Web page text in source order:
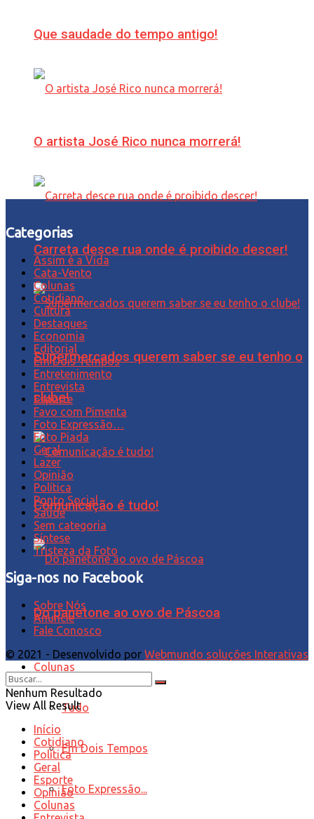
Que saudade do tempo antigo!
O artista José Rico nunca morrerá!
Carreta desce rua onde é proibido descer!
Supermercados querem saber se eu tenho o
clube!
Comunicação é tudo!
Do panetone ao ovo de Páscoa
Colunas
Tudo
Em Dois Tempos
Foto Expressão...
Categorias
Assim é a Vida
Cata-Vento
Colunas
Cotidiano
Cultura
Destaques
Economia
Editorial
Em Dois Tempos
Entretenimento
Entrevista
Esporte
Favo com Pimenta
Foto Expressão…
Foto Piada
Geral
Lazer
Opinião
Política
Ponto Social
Saúde
Sem categoria
Síntese
Tristeza da Foto
Siga-nos no Facebook
Sobre Nós
Anuncie
Fale Conosco
© 2021 - Desenvolvido por Webmundo soluções Interativas
Nenhum Resultado
View All Result
Início
Cotidiano
Política
Geral
Esporte
Opinião
Colunas